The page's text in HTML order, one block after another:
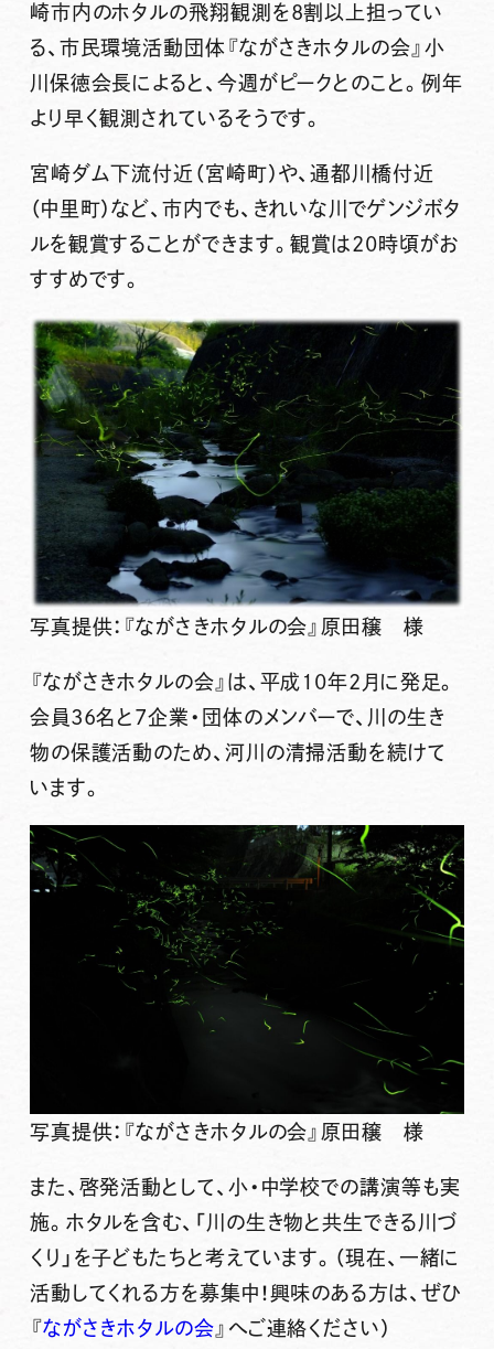
崎市内のホタルの飛翔観測を8割以上担ってい
る、 市民環境活動団体『ながさきホタルの会』 小
川保徳会長によると、今週がピークとのこと。例年
より早く観測されているそうです。
宮崎ダム下流付近（宮崎町）や、通都川橋付近
（中里町）など、市内でも、きれいな川でゲンジボタ
ルを観賞することができます。観賞は20時頃がお
すすめです。
写真提供：『ながさきホタルの会』原田穣 様
『ながさきホタルの会』は、平成10年2月に発足。
会員36名と7企業・団体のメンバーで、川の生き
物の保護活動のため、河川の清掃活動を続けて
います。
写真提供：『ながさきホタルの会』原田穣 様
また、啓発活動として、小・中学校での講演等も実
施。ホタルを含む、「川の生き物と共生できる川づ
くり」を子どもたちと考えています。（現在、一緒に
活動してくれる方を募集中！興味のある方は、ぜひ
『ながさきホタルの会 』へご連絡ください）